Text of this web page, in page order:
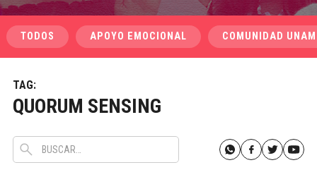
TODOS APOYO EMOCIONAL COMUNIDAD UNAM
TAG:
QUORUM SENSING